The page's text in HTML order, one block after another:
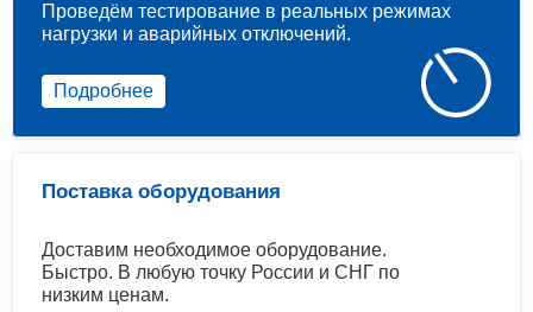
Поставка оборудования
Доставим необходимое оборудование.
Быстро. В любую точку России и СНГ по
низким ценам.
Проведём тестирование в реальных режимах
нагрузки и аварийных отключений.
Подробнее